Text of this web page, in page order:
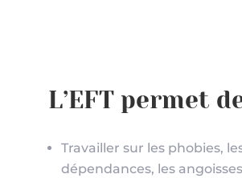
L’EFT permet
Travailler sur les phobies,
dépendances, les